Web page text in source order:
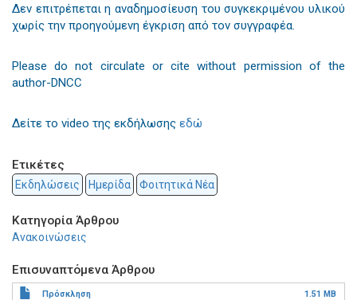
Δεν επιτρέπεται η αναδημοσίευση του συγκεκριμένου υλικού
χωρίς την προηγούμενη έγκριση από τον συγγραφέα.
Please do not circulate or cite without permission of the
author-DNCC
Δείτε το video της εκδήλωσης εδώ
Ετικέτες
Εκδηλώσεις Ημερίδα Φοιτητικά Νέα
Κατηγορία Άρθρου
Ανακοινώσεις
Επισυναπτόμενα Άρθρου
Πρόσκληση 1.51 MB